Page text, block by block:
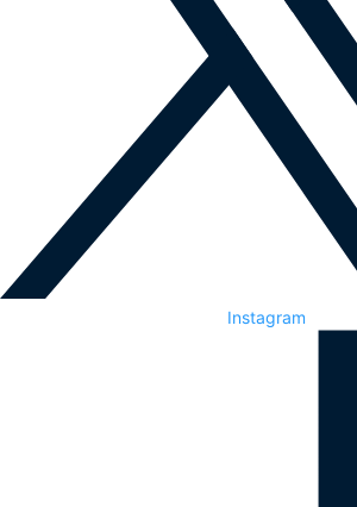
Instagram